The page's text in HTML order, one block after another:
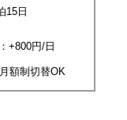
15日
+800円/日
額制切替OK